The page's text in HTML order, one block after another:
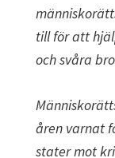
till för att
och svåra
åren varnat
stater mot